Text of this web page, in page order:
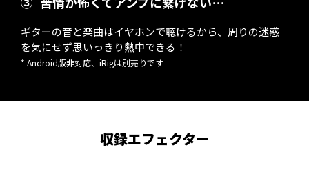
ギターの音と楽曲はイヤホンで聴けるから、周りの迷惑
を気にせず思いっきり熱中できる！
* Android版非対応、iRigは別売りです
収録エフェクター